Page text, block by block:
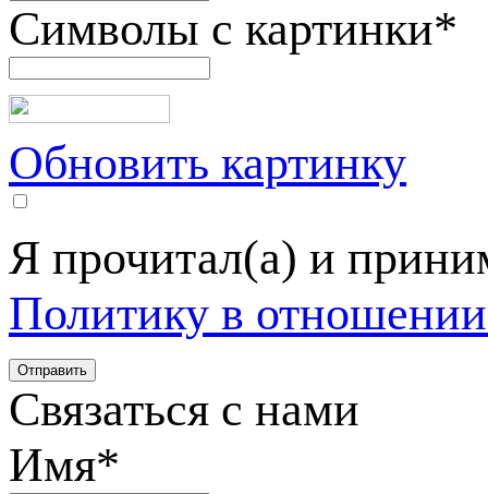
Символы с картинки*
Обновить картинку
Я прочитал(а) и
Политику в
Связаться с нами
Имя*